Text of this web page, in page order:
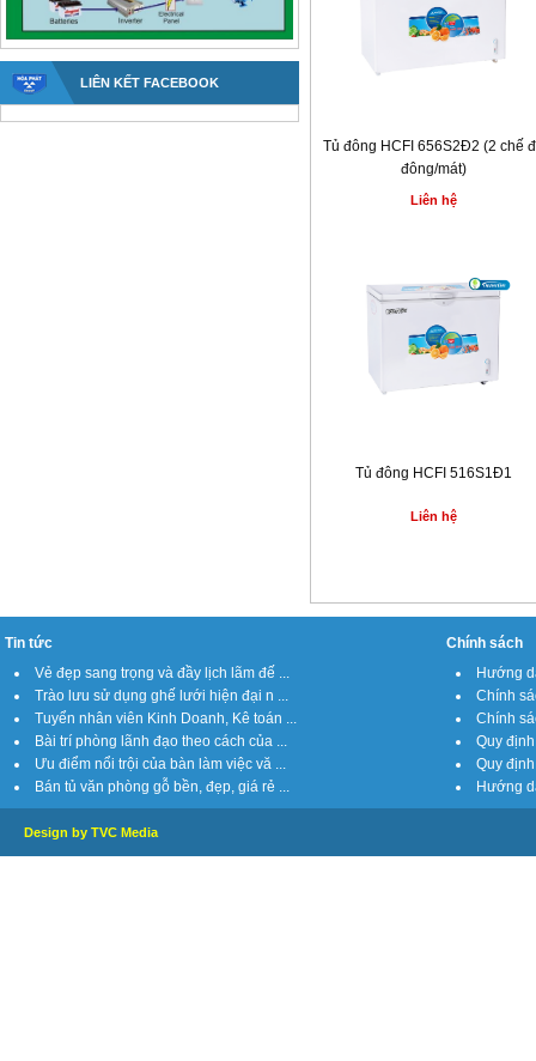
LIÊN KẾT FACEBOOK
Tủ đông HCFI 656S2Đ2 (2 chế
đông/mát)
Liên hệ
Tủ đông HCFI 516S1Đ1
Liên hệ
Tin tức
Vẻ đẹp sang trọng và đầy lịch lãm đế ...
Trào lưu sử dụng ghế lưới hiện đại n ...
Tuyển nhân viên Kinh Doanh, Kê toán ...
Bài trí phòng lãnh đạo theo cách của ...
Ưu điểm nổi trội của bàn làm việc vă ...
Bán tủ văn phòng gỗ bền, đẹp, giá rẻ ...
Chính sách
Hướng
Chính
Chính
Quy
Quy
Hướng
Design by TVC Media